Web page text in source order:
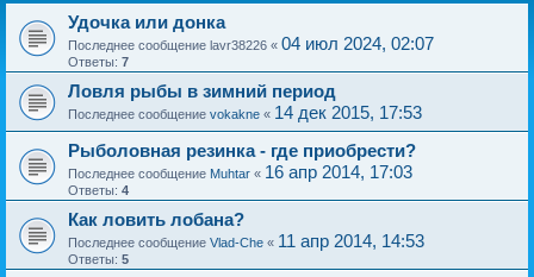
Удочка или донка
Последнее сообщение lavr38226 « 04 июл 2024, 02:07
Ответы: 7
Ловля рыбы в зимний период
Последнее сообщение vokakne « 14 дек 2015, 17:53
Рыболовная резинка - где приобрести?
Последнее сообщение Muhtar « 16 апр 2014, 17:03
Ответы: 4
Как ловить лобана?
Последнее сообщение Vlad-Che « 11 апр 2014, 14:53
Ответы: 5